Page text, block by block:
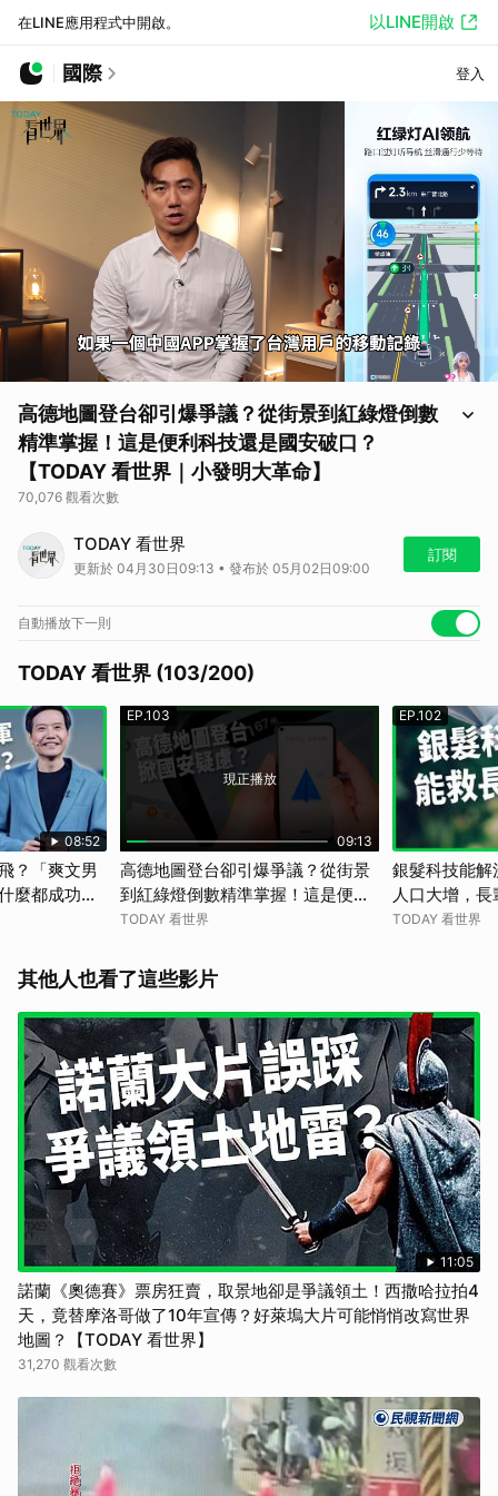
在LINE應用程式中開啟。 以LINE開啟
國際 登入
高德地圖登台卻引爆爭議？從街景到紅綠燈倒數
精準掌握！這是便利科技還是國安破口？
【TODAY 看世界｜小發明大革命】
70,076 觀看次數
這款導航居然可以在台灣部分路口，精準顯示3D街景跟紅綠燈倒數功
能，讓很多人開始擔心，如果一個中國App掌握台灣用戶的移動紀錄，這
圖」，還有這些導航軟體在不同國家要面臨的監管問題～
🌏 鎖定LINE TODAY 看片分類
🌏 鎖定LINE TODAY 國際分類天天帶你秒懂世界大小事
TODAY 看世界
更新於 04月30日09:13 • 發布於 05月02日09:00
訂閱
自動播放下一則
TODAY 看世界 (103/200)
08:52
？「爽文男
麼都成功，
現正播放
09:13
EP.103
高德地圖登台卻引爆爭議？從街景
到紅綠燈倒數精準掌握！這是便利
科技還是國安破口？【TODAY 看
TODAY 看世界
EP.102
銀髮科技能
人口大增，
居服費用、
TODAY 看世界
其他人也看了這些影片
11:05
諾蘭《奧德賽》票房狂賣，取景地卻是爭議領土！西撒哈拉拍4
天，竟替摩洛哥做了10年宣傳？好萊塢大片可能悄悄改寫世界
地圖？【TODAY 看世界】
31,270 觀看次數